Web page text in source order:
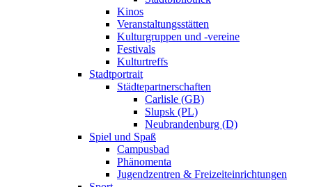
Kinos
Veranstaltungsstätten
Kulturgruppen und -vereine
Festivals
Kulturtreffs
Stadtportrait
Städtepartnerschaften
Carlisle (GB)
Slupsk (PL)
Neubrandenburg (D)
Spiel und Spaß
Campusbad
Phänomenta
Jugendzentren & Freizeiteinrichtungen